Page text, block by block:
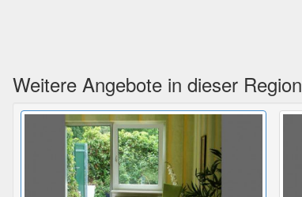
Weitere Angebote in dieser Region